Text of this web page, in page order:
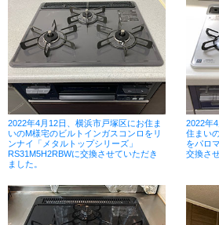
2022年4月12日、横浜市戸塚区にお住ま
いのM様宅のビルトインガスコンロをリ
ンナイ「メタルトップシリーズ」
RS31M5H2RBWに交換させていただき
ました。
2022年
住まい
をパロ
交換さ